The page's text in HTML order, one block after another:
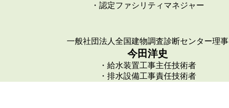
・認定ファシリティマネジャー
一般社団法人全国建物調査診断センター理事
今田洋史
・給水装置工事主任技術者
・排水設備工事責任技術者